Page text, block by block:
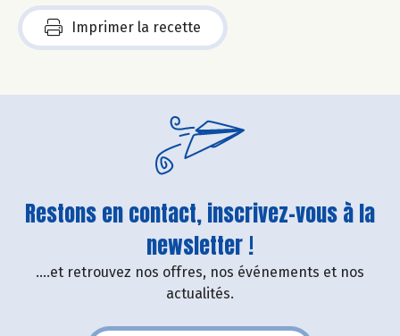
Imprimer la recette
Restons en contact, inscrivez-vous à la
newsletter !
....et retrouvez nos offres, nos événements et nos
actualités.